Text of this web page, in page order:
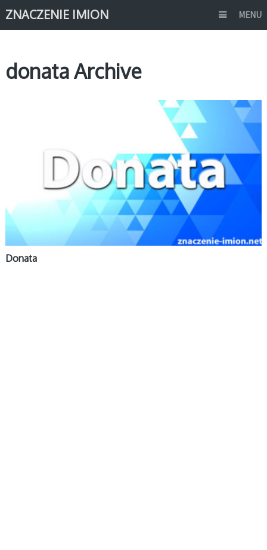
ZNACZENIE IMION MENU
donata Archive
Donata